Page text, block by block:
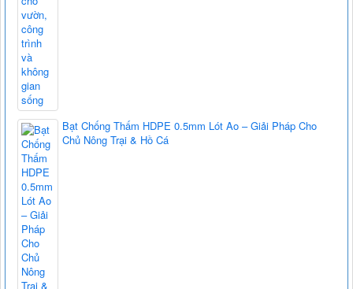
Bạt Chống Thấm HDPE 0.5mm Lót Ao – Giải Pháp Cho
Chủ Nông Trại & Hồ Cá